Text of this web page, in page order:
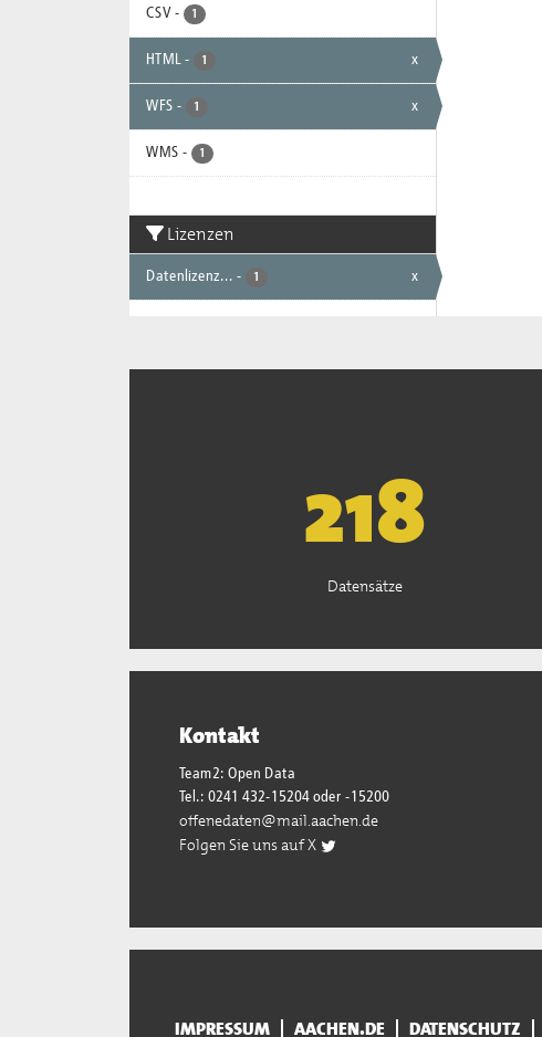
CSV - 1
HTML - 1 x
WFS - 1 x
WMS - 1
Lizenzen
Datenlizenz... - 1 x
222
Datensätze
Kontakt
Team2: Open Data
Tel.: 0241 432-15204 oder -15200
offenedaten@mail.aachen.de
Folgen Sie uns auf X
IMPRESSUM AACHEN.DE DATENSCHUTZ